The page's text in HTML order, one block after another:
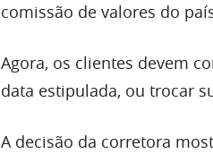
comissão de valores do
Agora, os clientes devem
data estipulada, ou trocar
A decisão da corretora